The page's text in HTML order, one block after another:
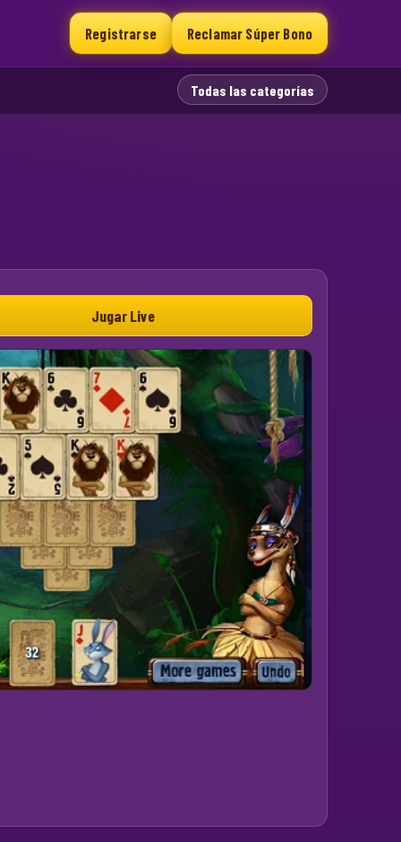
Registrarse Reclamar Súper Bono
Todas las categorías
Jugar Live